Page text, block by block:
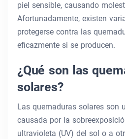
piel sensible, causando
Afortunadamente, existen
protegerse contra las
eficazmente si se producen.
¿Qué son las
solares?
Las quemaduras solares son
causada por la
ultravioleta (UV) del sol o a